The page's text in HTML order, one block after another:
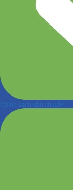
Chính sách vận chuyển